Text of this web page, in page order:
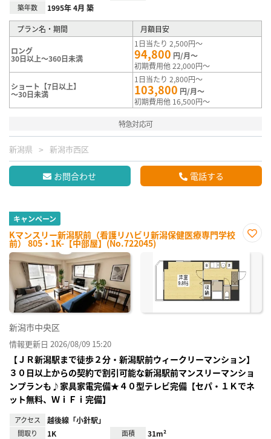
築年数 1995年 4月 築
プラン名・期間 月額目安
ロング
30日以上～360日未満
1日当たり 2,500円～
94,800 円/月～
初期費用他 22,000円～
ショート【7日以上】
～30日未満
1日当たり 2,800円～
103,800 円/月～
初期費用他 16,500円～
特急対応可
新潟県 新潟市西区
お問合わせ 電話する
キャンペーン
Kマンスリー新潟駅前（看護リハビリ新潟保健医療専門学校
前） 805・1K-【中部屋】(No.722045)
に入
録
新潟市中央区
情報更新日 2026/08/09 15:20
【ＪＲ新潟駅まで徒歩２分・新潟駅前ウィークリーマンション】
３０日以上からの契約で割引可能な新潟駅前マンスリーマンショ
ンプランも♪家具家電完備★４０型テレビ完備【セパ・１Ｋでネ
ット無料、ＷｉＦｉ完備】
アクセス 越後線「小針駅」
間取り 1K 面積 31m²